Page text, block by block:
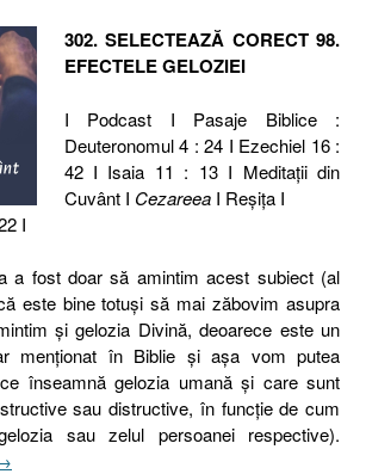
302. SELECTEAZĂ CORECT 98.
EFECTELE GELOZIEI
I Podcast I Pasaje Biblice :
Deuteronomul 4 : 24 I Ezechiel 16 :
42 I Isaia 11 : 13 I Meditaţii din
Cuvânt I CezareeaI Reşiţa I
I
a fost doar să amintim acest subiect (al
este bine totuși să mai zăbovim asupra
și gelozia Divină, deoarece este un
menționat în Biblie și așa vom putea
înseamnă gelozia umană și care sunt
sau distructive, în funcție de cum
sau zelul persoanei respective).